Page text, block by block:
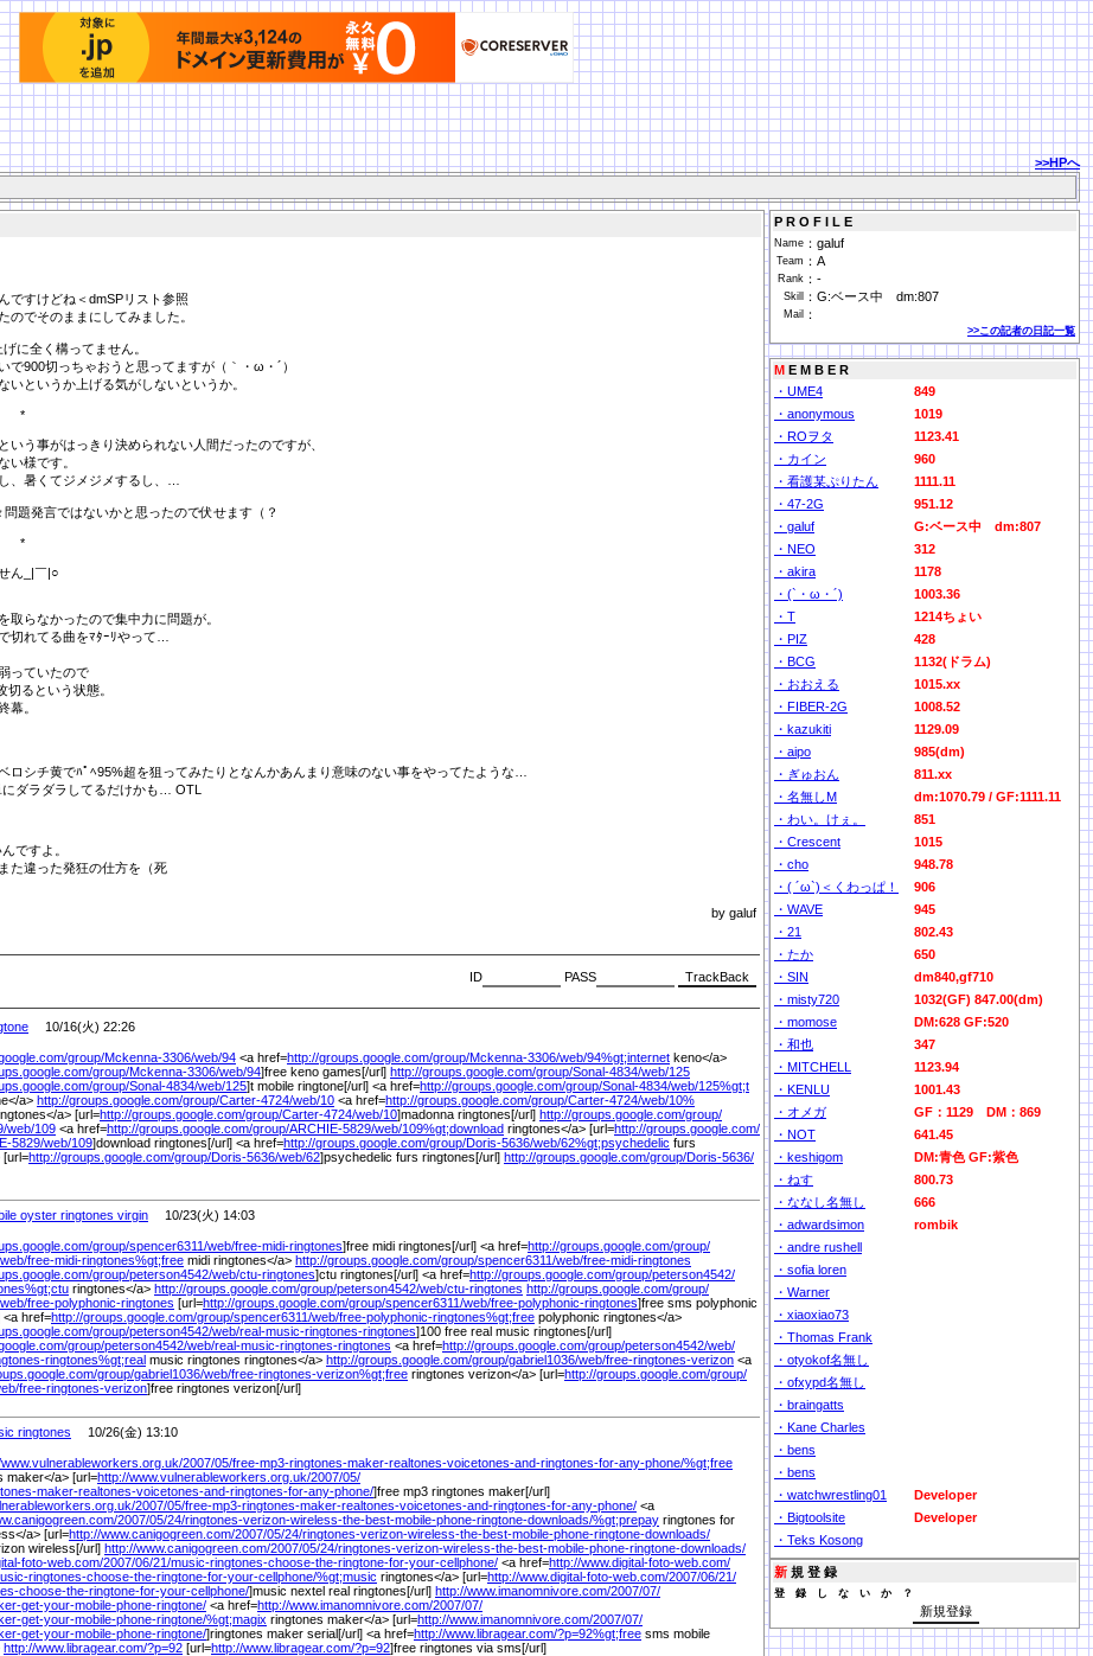
>>HPへ
ですけどね＜dmSPリスト参照
のでそのままにしてみました。
に全く構ってません。
で900切っちゃおうと思ってますが（｀・ω・´）
いというか上げる気がしないというか。
いう事がはっきり決められない人間だったのですが、
い様です。
、暑くてジメジメするし、…
題発言ではないかと思ったので伏せます（？
ん_|￣|○
取らなかったので集中力に問題が。
切れてる曲をﾏﾀｰﾘやって…
っていたので
るという状態。
幕。
ロシチ黄でﾊﾟﾍ95%超を狙ってみたりとなんかあんまり意味のない事をやってたような…
ダラダラしてるだけかも… OTL
ですよ。
た違った発狂の仕方を（死
by galuf
ID PASS
10/16(火) 22:26
group/Mckenna-3306/web/94 <a href=http://groups.google.com/group/Mckenna-3306/web/94%gt;internet keno</a>
group/Mckenna-3306/web/94]free keno games[/url] http://groups.google.com/group/Sonal-4834/web/125
group/Sonal-4834/web/125]t mobile ringtone[/url] <a href=http://groups.google.com/group/Sonal-4834/web/125%gt;t
a> http://groups.google.com/group/Carter-4724/web/10 <a href=http://groups.google.com/group/Carter-4724/web/10%
a> [url=http://groups.google.com/group/Carter-4724/web/10]madonna ringtones[/url] http://groups.google.com/group/
web/109 <a href=http://groups.google.com/group/ARCHIE-5829/web/109%gt;download ringtones</a> [url=http://groups.google.com/
5829/web/109]download ringtones[/url] <a href=http://groups.google.com/group/Doris-5636/web/62%gt;psychedelic furs
[url=http://groups.google.com/group/Doris-5636/web/62]psychedelic furs ringtones[/url] http://groups.google.com/group/Doris-5636/
oyster ringtones virgin 10/23(火) 14:03
group/spencer6311/web/free-midi-ringtones]free midi ringtones[/url] <a href=http://groups.google.com/group/
web/free-midi-ringtones%gt;free midi ringtones</a> http://groups.google.com/group/spencer6311/web/free-midi-ringtones
group/peterson4542/web/ctu-ringtones]ctu ringtones[/url] <a href=http://groups.google.com/group/peterson4542/
gt;ctu ringtones</a> http://groups.google.com/group/peterson4542/web/ctu-ringtones http://groups.google.com/group/
web/free-polyphonic-ringtones [url=http://groups.google.com/group/spencer6311/web/free-polyphonic-ringtones]free sms polyphonic
<a href=http://groups.google.com/group/spencer6311/web/free-polyphonic-ringtones%gt;free polyphonic ringtones</a>
group/peterson4542/web/real-music-ringtones-ringtones]100 free real music ringtones[/url]
group/peterson4542/web/real-music-ringtones-ringtones <a href=http://groups.google.com/group/peterson4542/web/
ringtones%gt;real music ringtones ringtones</a> http://groups.google.com/group/gabriel1036/web/free-ringtones-verizon <a
group/gabriel1036/web/free-ringtones-verizon%gt;free ringtones verizon</a> [url=http://groups.google.com/group/
free-ringtones-verizon]free ringtones verizon[/url]
ringtones 10/26(金) 13:10
2007/05/free-mp3-ringtones-maker-realtones-voicetones-and-ringtones-for-any-phone/%gt;free
maker</a> [url=http://www.vulnerableworkers.org.uk/2007/05/
maker-realtones-voicetones-and-ringtones-for-any-phone/]free mp3 ringtones maker[/url]
2007/05/free-mp3-ringtones-maker-realtones-voicetones-and-ringtones-for-any-phone/ <a
2007/05/24/ringtones-verizon-wireless-the-best-mobile-phone-ringtone-downloads/%gt;prepay ringtones for
a> [url=http://www.canigogreen.com/2007/05/24/ringtones-verizon-wireless-the-best-mobile-phone-ringtone-downloads/
wireless[/url] http://www.canigogreen.com/2007/05/24/ringtones-verizon-wireless-the-best-mobile-phone-ringtone-downloads/
foto-web.com/2007/06/21/music-ringtones-choose-the-ringtone-for-your-cellphone/ <a href=http://www.digital-foto-web.com/
ringtones-choose-the-ringtone-for-your-cellphone/%gt;music ringtones</a> [url=http://www.digital-foto-web.com/2007/06/21/
choose-the-ringtone-for-your-cellphone/]music nextel real ringtones[/url] http://www.imanomnivore.com/2007/07/
get-your-mobile-phone-ringtone/ <a href=http://www.imanomnivore.com/2007/07/
get-your-mobile-phone-ringtone/%gt;magix ringtones maker</a> [url=http://www.imanomnivore.com/2007/07/
get-your-mobile-phone-ringtone/]ringtones maker serial[/url] <a href=http://www.libragear.com/?p=92%gt;free sms mobile
http://www.libragear.com/?p=92 [url=http://www.libragear.com/?p=92]free ringtones via sms[/url]
P R O F I L E
Name ： galuf
Team ： A
Rank ： -
Skill ： G:ベース中 dm:807
Mail ：
>>この記者の日記一覧
M E M B E R
・UME4
849
・anonymous
1019
・ROヲタ
1123.41
・カイン
960
・看護某ぷりたん
1111.11
・47-2G
951.12
・galuf
G:ベース中 dm:807
・NEO
312
・akira
1178
・(`・ω・´)
1003.36
・T
1214ちょい
・PIZ
428
・BCG
1132(ドラム)
・おおえる
1015.xx
・FIBER-2G
1008.52
・kazukiti
1129.09
・aipo
985(dm)
・ぎゅおん
811.xx
・名無しM
dm:1070.79 / GF:1111.11
・わい。けぇ。
851
・Crescent
1015
・cho
948.78
・( ´ω`)＜くわっぱ！
906
・WAVE
945
・21
802.43
・たか
650
・SIN
dm840,gf710
・misty720
1032(GF) 847.00(dm)
・momose
DM:628 GF:520
・和也
347
・MITCHELL
1123.94
・KENLU
1001.43
・オメガ
GF：1129 DM：869
・NOT
641.45
・keshigom
DM:青色 GF:紫色
・ねす
800.73
・ななし名無し
666
・adwardsimon
rombik
・andre rushell
・sofia loren
・Warner
・xiaoxiao73
・Thomas Frank
・otyokof名無し
・ofxypd名無し
・braingatts
・Kane Charles
・bens
・bens
・watchwrestling01
Developer
・Bigtoolsite
Developer
・Teks Kosong
新 規 登 録
登 録 し な い か ？